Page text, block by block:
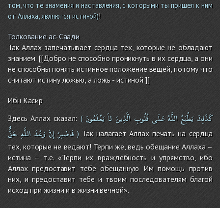
том, что те знамения и наставления, с которыми ты пришел к ним
от Аллаха, являются истиной)!
Толкование ас-Саади
Так Аллах запечатывает сердца тех, которые не обладают
знанием. [[Добро не способно проникнуть в их сердца, а они
не способны понять истинное положение вещей, потому что
считают истину ложью, а ложь - истиной.]]
Ибн Касир
Здесь Аллах сказал: ( كَذَلِكَ يَطْبَعُاللَّهُعَلَى قُلُوبِ الَّذِينَ لاَيَعْلَمُونَ
فَاصْبِرْإِنَّوَعْدَ اللَّهِ حَقٌّ ) Так налагает Аллах печать на сердца
тех, которые не ведают! Терпи же, ведь обещание Аллаха –
истина – т.е. «Терпи их враждебность и упрямство, ибо
Аллах предоставит тебе обещанную Им помощь против
них, и предоставит тебе и твоим последователям благой
исход при жизни и в жизни вечной».